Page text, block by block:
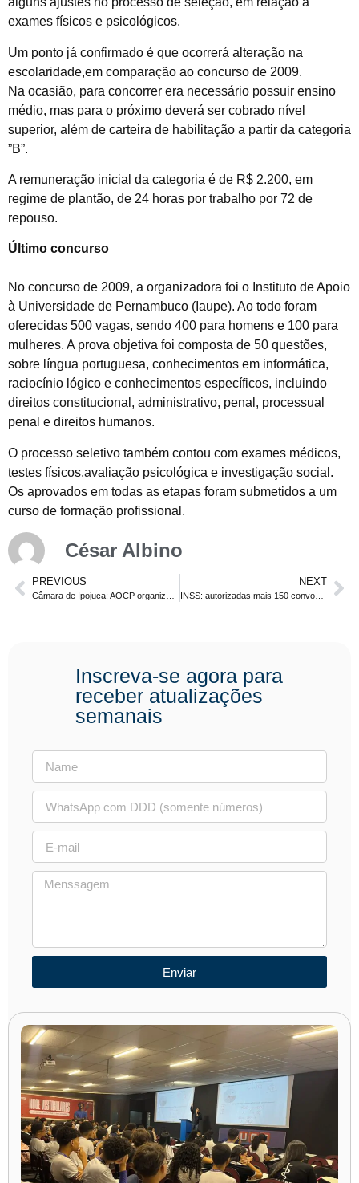
exames físicos e psicológicos.
Um ponto já confirmado é que ocorrerá alteração na
escolaridade,em comparação ao concurso de 2009.
Na ocasião, para concorrer era necessário possuir ensino
médio, mas para o próximo deverá ser cobrado nível
superior, além de carteira de habilitação a partir da categoria
”B”.
A remuneração inicial da categoria é de R$ 2.200, em
regime de plantão, de 24 horas por trabalho por 72 de
repouso.
Último concurso
No concurso de 2009, a organizadora foi o Instituto de Apoio
à Universidade de Pernambuco (Iaupe). Ao todo foram
oferecidas 500 vagas, sendo 400 para homens e 100 para
mulheres. A prova objetiva foi composta de 50 questões,
sobre língua portuguesa, conhecimentos em informática,
raciocínio lógico e conhecimentos específicos, incluindo
direitos constitucional, administrativo, penal, processual
penal e direitos humanos.
O processo seletivo também contou com exames médicos,
testes físicos,avaliação psicológica e investigação social.
Os aprovados em todas as etapas foram submetidos a um
curso de formação profissional.
César Albino
PREVIOUS NEXT
INSS: autorizadas mais 150 convocações, com isso já foram nomeados 450 aprovados
Inscreva-se agora para
receber atualizações
semanais
Enviar